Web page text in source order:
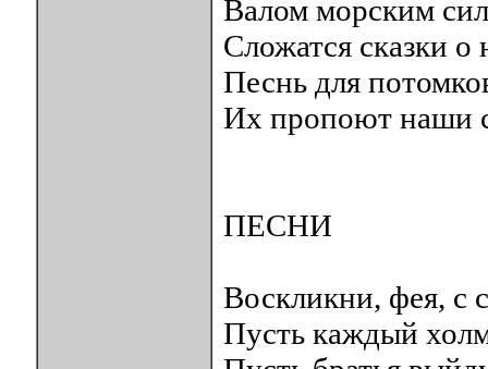
Валом морским
Сложатся сказки о
Песнь для
Их пропоют наши
ПЕСНИ
Воскликни, фея, с
Пусть каждый